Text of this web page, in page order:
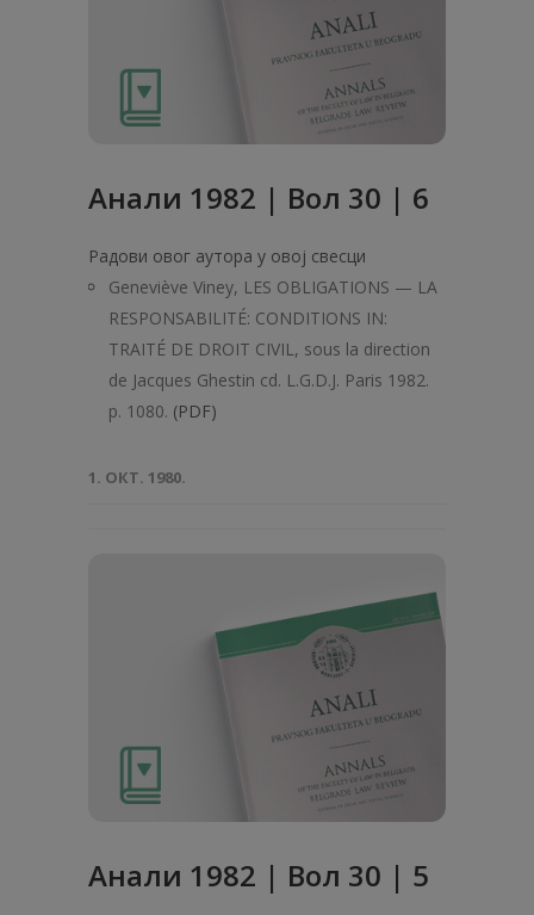
Анaли 1982 | Вол 30 | 6
Радови овог аутора у овој свесци
Geneviève Viney, LES OBLIGATIONS — LA
RESPONSABILITÉ: CONDITIONS IN:
TRAITÉ DE DROIT CIVIL, sous la direction
de Jacques Ghestin cd. L.G.D.J. Paris 1982.
p. 1080. (PDF)
1. ОКТ. 1980.
Анaли 1982 | Вол 30 | 5